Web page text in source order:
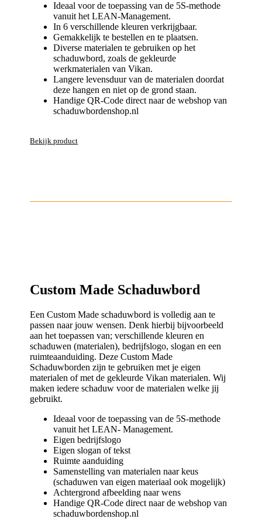
Ideaal voor de toepassing van de 5S-methode
vanuit het LEAN-Management.
In 6 verschillende kleuren verkrijgbaar.
Gemakkelijk te bestellen en te plaatsen.
Diverse materialen te gebruiken op het
schaduwbord, zoals de gekleurde
werkmaterialen van Vikan.
Langere levensduur van de materialen doordat
deze hangen en niet op de grond staan.
Handige QR-Code direct naar de webshop van
schaduwbordenshop.nl
Bekijk product
Custom Made Schaduwbord
Een Custom Made schaduwbord is volledig aan te
passen naar jouw wensen. Denk hierbij bijvoorbeeld
aan het toepassen van; verschillende kleuren en
schaduwen (materialen), bedrijfslogo, slogan en een
ruimteaanduiding. Deze Custom Made
Schaduwborden zijn te gebruiken met je eigen
materialen of met de gekleurde Vikan materialen. Wij
maken iedere schaduw voor de materialen welke jij
gebruikt.
Ideaal voor de toepassing van de 5S-methode
vanuit het LEAN- Management.
Eigen bedrijfslogo
Eigen slogan of tekst
Ruimte aanduiding
Samenstelling van materialen naar keus
(schaduwen van eigen materiaal ook mogelijk)
Achtergrond afbeelding naar wens
Handige QR-Code direct naar de webshop van
schaduwbordenshop.nl